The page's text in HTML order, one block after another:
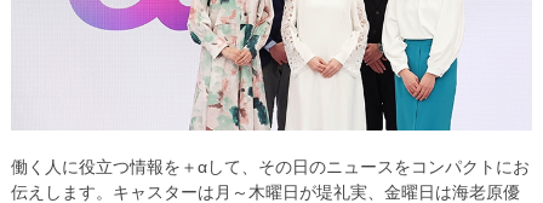
働く人に役立つ情報を＋αして、その日のニュースをコンパクトにお
伝えします。キャスターは月～木曜日が堤礼実、金曜日は海老原優